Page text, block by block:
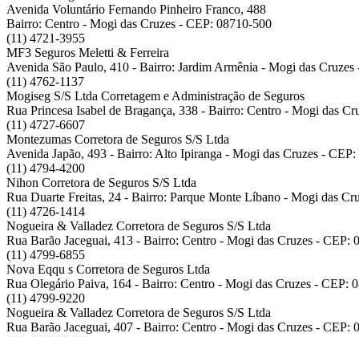
Avenida Voluntário Fernando Pinheiro Franco, 488
Bairro: Centro - Mogi das Cruzes - CEP: 08710-500
(11) 4721-3955
MF3 Seguros Meletti & Ferreira
Avenida São Paulo, 410 - Bairro: Jardim Armênia - Mogi das
(11) 4762-1137
Mogiseg S/S Ltda Corretagem e Administração de Seguros
Rua Princesa Isabel de Bragança, 338 - Bairro: Centro - Mogi das
(11) 4727-6607
Montezumas Corretora de Seguros S/S Ltda
Avenida Japão, 493 - Bairro: Alto Ipiranga - Mogi das Cruzes -
(11) 4794-4200
Nihon Corretora de Seguros S/S Ltda
Rua Duarte Freitas, 24 - Bairro: Parque Monte Líbano - Mogi das
(11) 4726-1414
Nogueira & Valladez Corretora de Seguros S/S Ltda
Rua Barão Jaceguai, 413 - Bairro: Centro - Mogi das Cruzes - CEP:
(11) 4799-6855
Nova Eqqu s Corretora de Seguros Ltda
Rua Olegário Paiva, 164 - Bairro: Centro - Mogi das Cruzes - CEP:
(11) 4799-9220
Nogueira & Valladez Corretora de Seguros S/S Ltda
Rua Barão Jaceguai, 407 - Bairro: Centro - Mogi das Cruzes - CEP: